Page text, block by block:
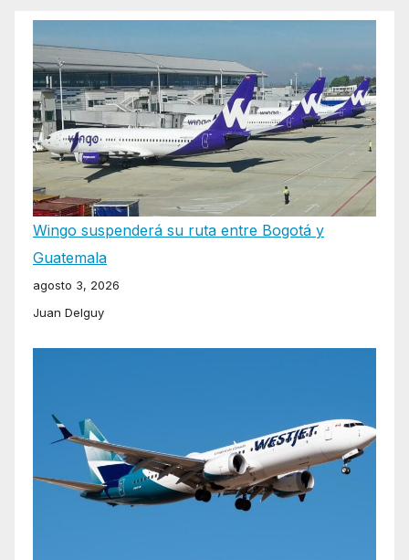
Wingo suspenderá su ruta entre Bogotá y
Guatemala
agosto 3, 2026
Juan Delguy